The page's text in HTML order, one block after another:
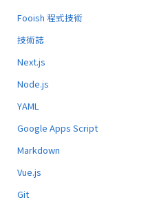
Fooish 程式技術
技術誌
Next.js
Node.js
YAML
Google Apps Script
Markdown
Vue.js
Git